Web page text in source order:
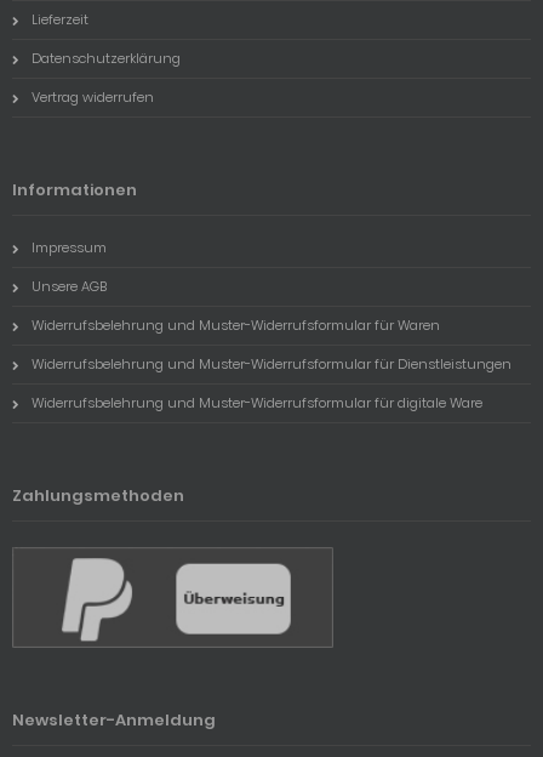
Lieferzeit
Datenschutzerklärung
Vertrag widerrufen
Informationen
Impressum
Unsere AGB
Widerrufsbelehrung und Muster-Widerrufsformular für Waren
Widerrufsbelehrung und Muster-Widerrufsformular für Dienstleistungen
Widerrufsbelehrung und Muster-Widerrufsformular für digitale Ware
Zahlungsmethoden
Newsletter-Anmeldung